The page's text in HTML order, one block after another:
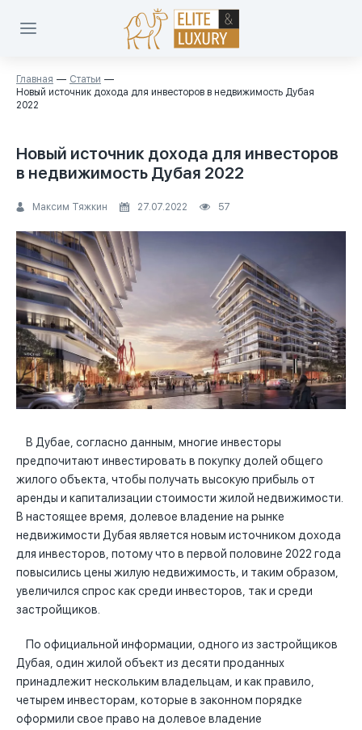
Главная
Статьи
Новый источник дохода для инвесторов в недвижимость Дубая
2022
Новый источник дохода для инвесторов
в недвижимость Дубая 2022
Максим Тяжкин 27.07.2022 57
В Дубае, согласно данным, многие инвесторы
предпочитают инвестировать в покупку долей общего
жилого объекта, чтобы получать высокую прибыль от
аренды и капитализации стоимости жилой недвижимости.
В настоящее время, долевое владение на рынке
недвижимости Дубая является новым источником дохода
для инвесторов, потому что в первой половине 2022 года
повысились цены жилую недвижимость, и таким образом,
увеличился спрос как среди инвесторов, так и среди
застройщиков.
По официальной информации, одного из застройщиков
Дубая, один жилой объект из десяти проданных
принадлежит нескольким владельцам, и как правило,
четырем инвесторам, которые в законном порядке
оформили свое право на долевое владение